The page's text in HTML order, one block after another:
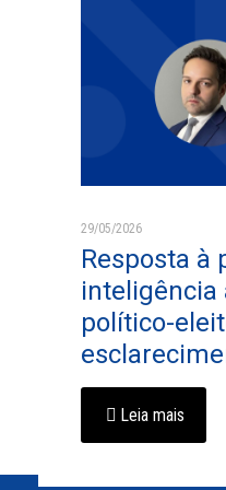
29/05/2026
Resposta à
político-
Leia mais